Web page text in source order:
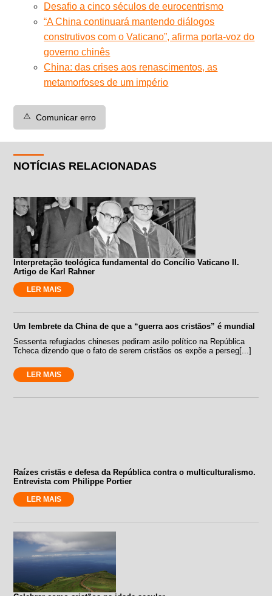
Desafio a cinco séculos de eurocentrismo
“A China continuará mantendo diálogos
construtivos com o Vaticano”, afirma porta-voz do
governo chinês
China: das crises aos renascimentos, as
metamorfoses de um império
⚠️ Comunicar erro
NOTÍCIAS RELACIONADAS
Interpretação teológica fundamental do Concílio Vaticano II.
Artigo de Karl Rahner
LER MAIS
Um lembrete da China de que a “guerra aos cristãos” é mundial
Sessenta refugiados chineses pediram asilo político na República
Tcheca dizendo que o fato de serem cristãos os expõe a perseg[...]
LER MAIS
Raízes cristãs e defesa da República contra o multiculturalismo.
Entrevista com Philippe Portier
LER MAIS